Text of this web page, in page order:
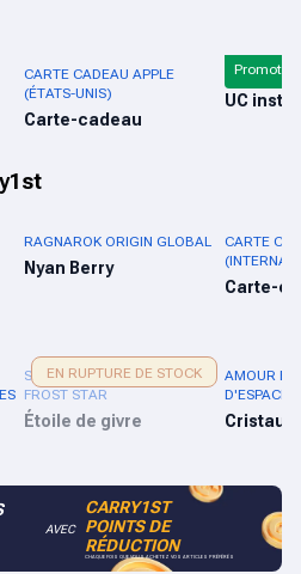
CARTE CADEAU APPLE
(ÉTATS-UNIS)
Carte-cadeau
PUBG
UC
Promotion
RAGNAROK ORIGIN GLOBAL
Nyan Berry
CARTE
Carte-
SURVIE EN PLEIN BLIZZARD
FROST STAR
Étoile de givre
EN RUPTURE DE STOCK
AMOUR ET
D'ESPACE
Cristaux
AVEC
CARRY1ST
POINTS DE
RÉDUCTION
CHAQUE FOIS QUE VOUS ACHETEZ VOS ARTICLES PRÉFÉRÉS